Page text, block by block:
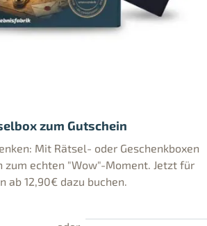
zum Gutschein
Mit Rätsel- oder Geschenkboxen
zum echten "Wow"-Moment. Jetzt für
ab 12,90€ dazu buchen.